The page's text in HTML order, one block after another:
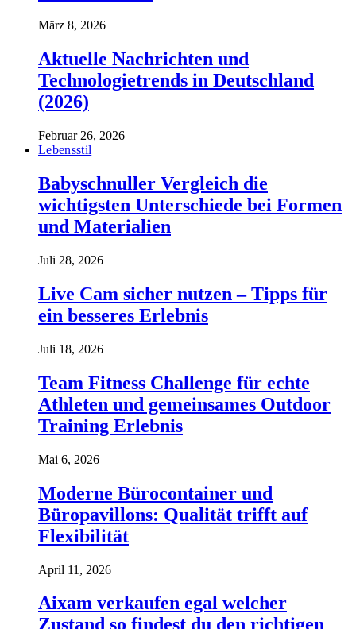
März 8, 2026
Aktuelle Nachrichten und
Technologietrends in Deutschland
(2026)
Februar 26, 2026
Lebensstil
Babyschnuller Vergleich die
wichtigsten Unterschiede bei Formen
und Materialien
Juli 28, 2026
Live Cam sicher nutzen – Tipps für
ein besseres Erlebnis
Juli 18, 2026
Team Fitness Challenge für echte
Athleten und gemeinsames Outdoor
Training Erlebnis
Mai 6, 2026
Moderne Bürocontainer und
Büropavillons: Qualität trifft auf
Flexibilität
April 11, 2026
Aixam verkaufen egal welcher
Zustand so findest du den richtigen